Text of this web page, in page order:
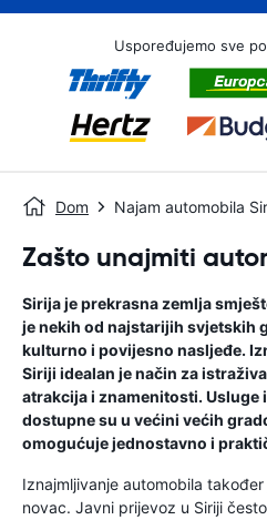
Uspoređujemo sve
Dom Najam automobila
Zašto unajmiti
Sirija je prekrasna zemlja
je nekih od najstarijih svjetskih
kulturno i povijesno nasljeđe.
Siriji idealan je način za
atrakcija i znamenitosti.
dostupne su u većini većih
omogućuje jednostavno i
Iznajmljivanje automobila
novac. Javni prijevoz u Siriji